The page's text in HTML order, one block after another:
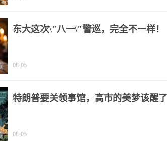
东大这次\"八一\"警巡，完全不一样！
08-05
特朗普要关领事馆，高市的美梦该醒了
08-05